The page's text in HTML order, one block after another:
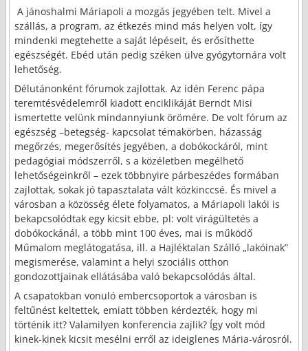
A jánoshalmi Máriapoli a mozgás jegyében telt. Mivel a
szállás, a program, az étkezés mind más helyen volt, így
mindenki megtehette a saját lépéseit, és erősíthette
egészségét. Ebéd után pedig széken ülve gyógytornára volt
lehetőség.
Délutánonként fórumok zajlottak. Az idén Ferenc pápa
teremtésvédelemről kiadott enciklikáját Berndt Misi
ismertette velünk mindannyiunk örömére. De volt fórum az
egészség –betegség- kapcsolat témakörben, házasság
megőrzés, megerősítés jegyében, a dobókockáról, mint
pedagógiai módszerről, s a közéletben megélhető
lehetőségeinkről – ezek többnyire párbeszédes formában
zajlottak, sokak jó tapasztalata vált közkinccsé. És mivel a
városban a közösség élete folyamatos, a Máriapoli lakói is
bekapcsolódtak egy kicsit ebbe, pl: volt virágültetés a
dobókockánál, a több mint 100 éves, mai is működő
Műmalom meglátogatása, ill. a Hajléktalan Szálló „lakóinak”
megismerése, valamint a helyi szociális otthon
gondozottjainak ellátásába való bekapcsolódás által.
A csapatokban vonuló embercsoportok a városban is
feltűnést keltettek, emiatt többen kérdezték, hogy mi
történik itt? Valamilyen konferencia zajlik? Így volt mód
kinek-kinek kicsit mesélni erről az ideiglenes Mária-városról.